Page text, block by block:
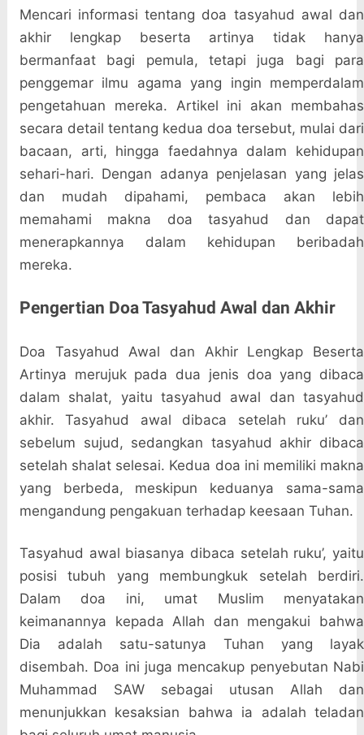
Mencari informasi tentang doa tasyahud awal dan
akhir lengkap beserta artinya tidak hanya
bermanfaat bagi pemula, tetapi juga bagi para
penggemar ilmu agama yang ingin memperdalam
pengetahuan mereka. Artikel ini akan membahas
secara detail tentang kedua doa tersebut, mulai dari
bacaan, arti, hingga faedahnya dalam kehidupan
sehari-hari. Dengan adanya penjelasan yang jelas
dan mudah dipahami, pembaca akan lebih
memahami makna doa tasyahud dan dapat
menerapkannya dalam kehidupan beribadah
mereka.
Pengertian Doa Tasyahud Awal dan Akhir
Doa Tasyahud Awal dan Akhir Lengkap Beserta
Artinya merujuk pada dua jenis doa yang dibaca
dalam shalat, yaitu tasyahud awal dan tasyahud
akhir. Tasyahud awal dibaca setelah ruku’ dan
sebelum sujud, sedangkan tasyahud akhir dibaca
setelah shalat selesai. Kedua doa ini memiliki makna
yang berbeda, meskipun keduanya sama-sama
mengandung pengakuan terhadap keesaan Tuhan.
Tasyahud awal biasanya dibaca setelah ruku’, yaitu
posisi tubuh yang membungkuk setelah berdiri.
Dalam doa ini, umat Muslim menyatakan
keimanannya kepada Allah dan mengakui bahwa
Dia adalah satu-satunya Tuhan yang layak
disembah. Doa ini juga mencakup penyebutan Nabi
Muhammad SAW sebagai utusan Allah dan
menunjukkan kesaksian bahwa ia adalah teladan